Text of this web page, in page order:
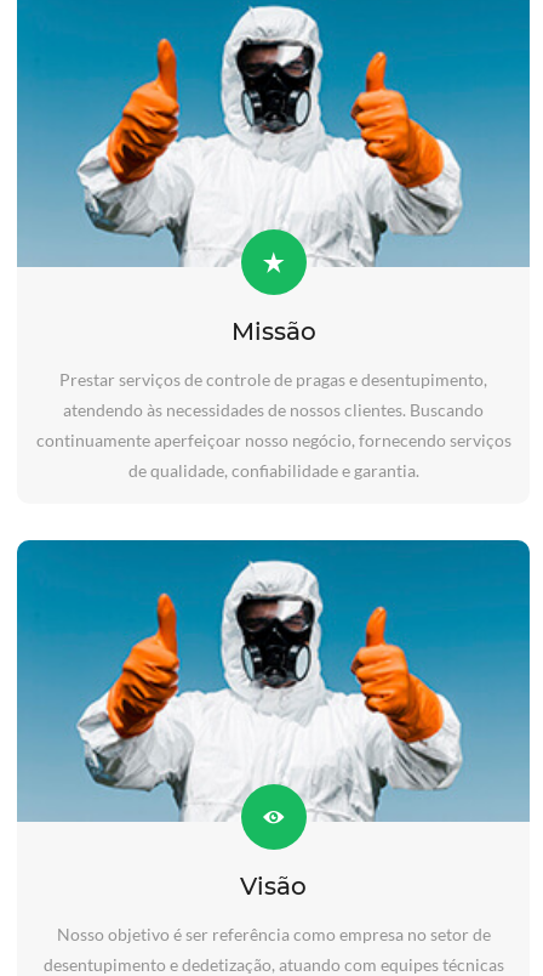
Missão
Prestar serviços de controle de pragas e desentupimento,
atendendo às necessidades de nossos clientes. Buscando
continuamente aperfeiçoar nosso negócio, fornecendo serviços
de qualidade, confiabilidade e garantia.
Visão
Nosso objetivo é ser referência como empresa no setor de
desentupimento e dedetização, atuando com equipes técnicas